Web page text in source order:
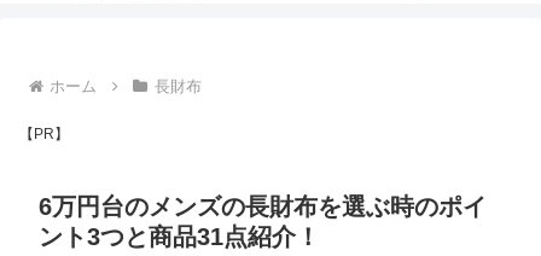
ホーム 長財布
【PR】
6万円台のメンズの長財布を選ぶ時のポイ
ント3つと商品31点紹介！